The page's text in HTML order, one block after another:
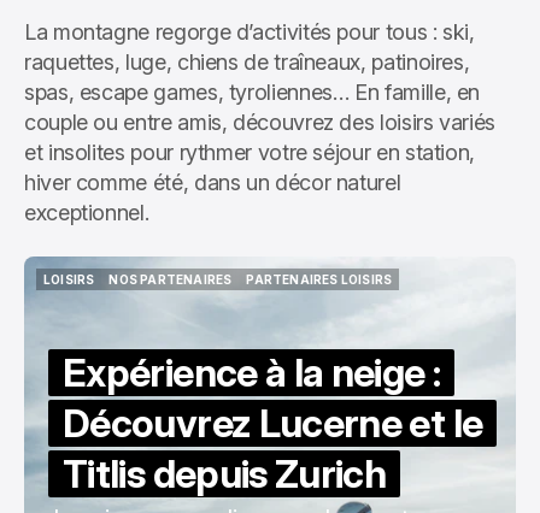
La montagne regorge d’activités pour tous : ski,
raquettes, luge, chiens de traîneaux, patinoires,
spas, escape games, tyroliennes… En famille, en
couple ou entre amis, découvrez des loisirs variés
et insolites pour rythmer votre séjour en station,
hiver comme été, dans un décor naturel
exceptionnel.
LOISIRS
NOS PARTENAIRES
PARTENAIRES LOISIRS
Expérience à la neige :
Découvrez Lucerne et le
Titlis depuis Zurich